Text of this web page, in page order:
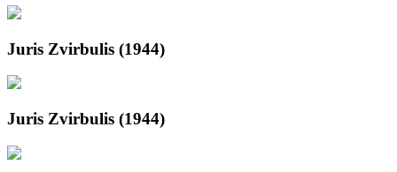
Juris Zvirbulis (1944)
Juris Zvirbulis (1944)